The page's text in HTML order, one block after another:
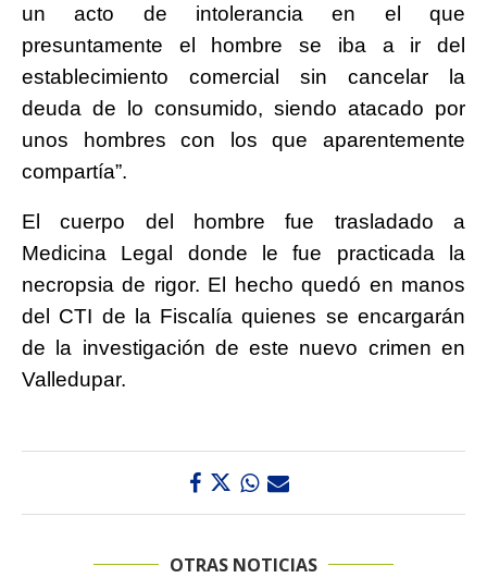
un acto de intolerancia en el que
presuntamente el hombre se iba a ir del
establecimiento comercial sin cancelar la
deuda de lo consumido, siendo atacado por
unos hombres con los que aparentemente
compartía”.
El cuerpo del hombre fue trasladado a
Medicina Legal donde le fue practicada la
necropsia de rigor. El hecho quedó en manos
del CTI de la Fiscalía quienes se encargarán
de la investigación de este nuevo crimen en
Valledupar.
OTRAS NOTICIAS